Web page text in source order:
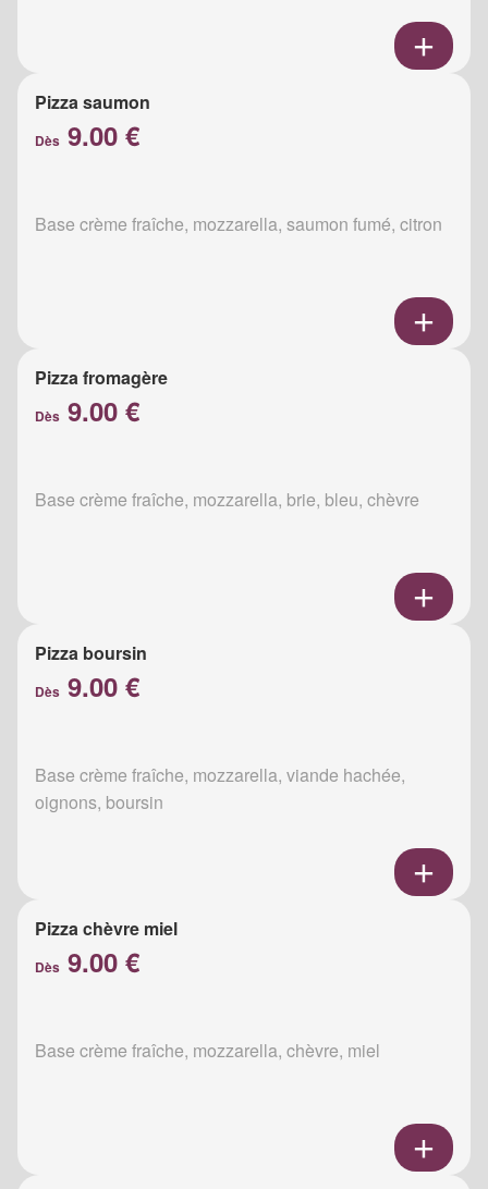
Pizza saumon
Dès 9.00 €
Base crème fraîche, mozzarella, saumon fumé, citron
Pizza fromagère
Dès 9.00 €
Base crème fraîche, mozzarella, brie, bleu, chèvre
Pizza boursin
Dès 9.00 €
Base crème fraîche, mozzarella, viande hachée,
oignons, boursin
Pizza chèvre miel
Dès 9.00 €
Base crème fraîche, mozzarella, chèvre, miel